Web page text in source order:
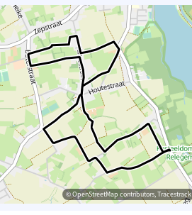
© OpenStreetMap contributors, Tracestrack